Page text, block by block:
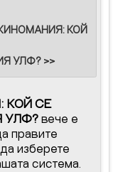
КОЙ
УЛФ? >>
КОЙ СЕ
УЛФ?вече е
правите
изберете
система.